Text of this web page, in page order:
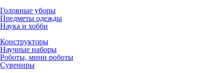
Головные уборы
Предметы одежды
Наука и хобби
Конструкторы
Научные наборы
Роботы, мини роботы
Сувениры